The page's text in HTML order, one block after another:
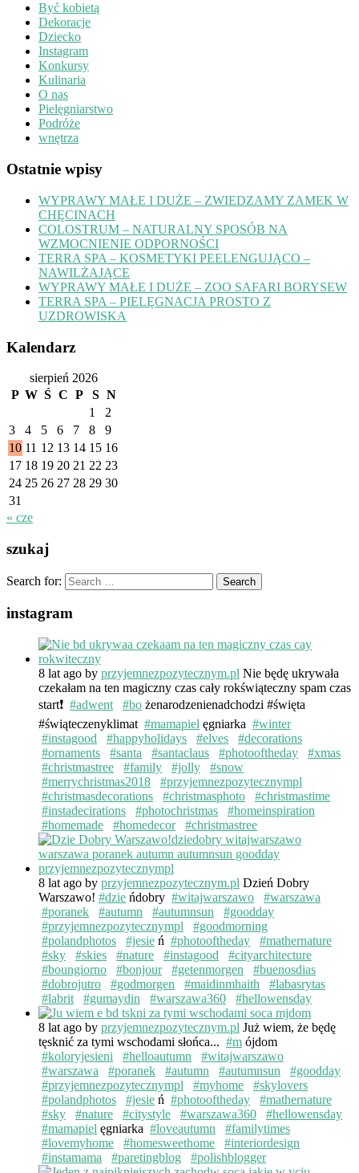
Być kobietą
Dekoracje
Dziecko
Instagram
Konkursy
Kulinaria
O nas
Pielęgniarstwo
Podróże
wnętrza
Ostatnie wpisy
WYPRAWY MAŁE I DUŻE – ZWIEDZAMY ZAMEK W
CHĘCINACH
COLOSTRUM – NATURALNY SPOSÓB NA
WZMOCNIENIE ODPORNOŚCI
TERRA SPA – KOSMETYKI PEELENGUJĄCO –
NAWILŻAJĄCE
WYPRAWY MAŁE I DUŻE – ZOO SAFARI BORYSEW
TERRA SPA – PIELĘGNACJA PROSTO Z
UZDROWISKA
Kalendarz
sierpień 2026
P W Ś C P S N
1
2
3
4 5 6 7 8
9
10 11 12 13 14 15 16
17 18 19 20 21 22 23
24 25 26 27 28 29 30
31
« cze
szukaj
Search for:
instagram
8 lat ago by przyjemnezpozytecznym.pl Nie będę ukrywała
czekałam na ten magiczny czas cały rokświąteczny spam czas
start❗️ #adwent #bo żenarodzenienadchodzi #święta
#świąteczenyklimat #mamapiel ęgniarka #winter
#instagood
#happyholidays #elves
#decorations
#ornaments
#santa #santaclaus #photooftheday
#xmas
#christmastree
#family #jolly
#snow
#merrychristmas2018
#przyjemnezpozytecznympl
#christmasdecorations
#christmasphoto
#christmastime
#instadecirations
#photochristmas
#homeinspiration
#homemade
#homedecor #christmastree
8 lat ago by przyjemnezpozytecznym.pl Dzień Dobry
Warszawo! #dzie ńdobry #witajwarszawo
#warszawa
#poranek
#autumn #autumnsun
#goodday
#przyjemnezpozytecznympl
#goodmorning
#polandphotos
#jesie ń #photooftheday
#mathernature
#sky
#skies #nature #instagood
#cityarchitecture
#boungiorno
#bonjour #getenmorgen
#buenosdias
#dobrojutro
#godmorgen #maidinmhaith
#labasrytas
#labrit
#gumaydin #warszawa360 #hellowensday
8 lat ago by przyjemnezpozytecznym.pl Już wiem, że będę
tęsknić za tymi wschodami słońca... #m ójdom
#koloryjesieni
#helloautumn
#witajwarszawo
#warszawa
#poranek #autumn #autumnsun
#goodday
#przyjemnezpozytecznympl
#myhome
#skylovers
#polandphotos
#jesie ń #photooftheday
#mathernature
#sky
#nature #citystyle #warszawa360
#hellowensday
#mamapiel ęgniarka #loveautumn
#familytimes
#lovemyhome
#homesweethome
#interiordesign
#instamama
#paretingblog #polishblogger